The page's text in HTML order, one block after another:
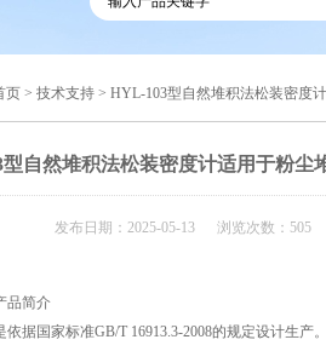
页 > 技术支持 > ​HYL-103型自然堆积法松装密度
自然堆积法松装密度计适用于粉尘
发布日期：2025-05-13 浏览次数：505
品简介
依据国家标准GB/T 16913.3-2008的规定设计生